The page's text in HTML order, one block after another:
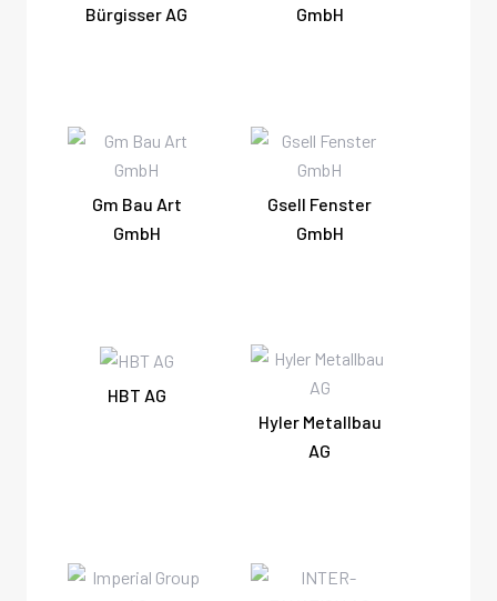
Bürgisser AG GmbH
Gm Bau Art
GmbH
Gsell Fenster
GmbH
HBT AG
Hyler Metallbau
AG